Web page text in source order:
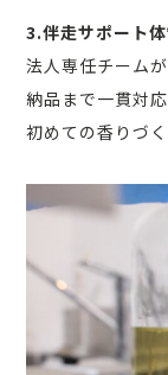
3.伴走サポート
法人専任チーム
納品まで一貫対応
初めての香りづ